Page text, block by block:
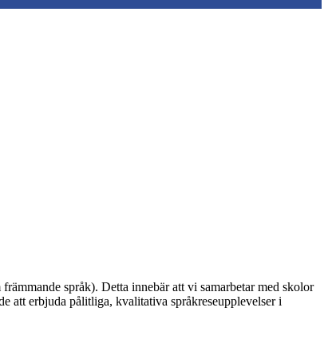
språk). Detta innebär att vi samarbetar med skolor
att erbjuda pålitliga, kvalitativa språkreseupplevelser i